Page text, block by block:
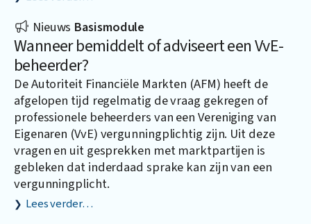
Nieuws Basismodule
Wanneer bemiddelt of adviseert een VvE-
beheerder?
De Autoriteit Financiële Markten (AFM) heeft de
afgelopen tijd regelmatig de vraag gekregen of
professionele beheerders van een Vereniging van
Eigenaren (VvE) vergunningplichtig zijn. Uit deze
vragen en uit gesprekken met marktpartijen is
gebleken dat inderdaad sprake kan zijn van een
vergunningplicht.
Lees verder…